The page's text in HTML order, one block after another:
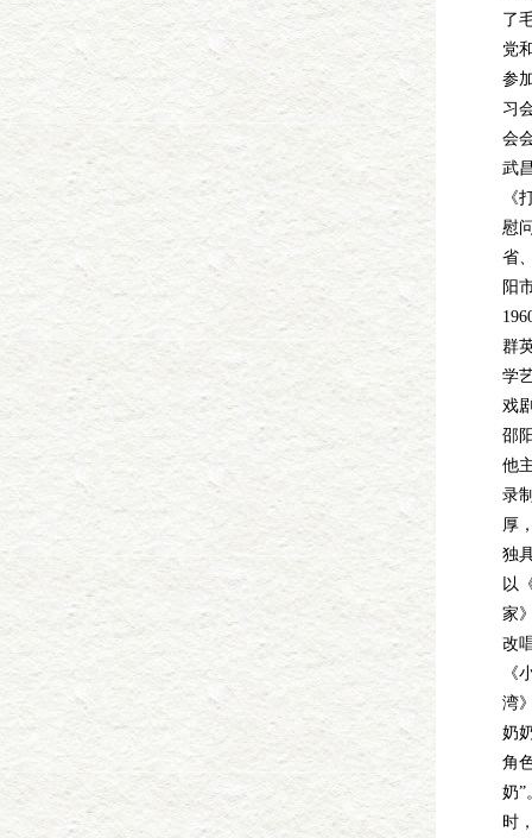
了
党
参
习
会
武
《
慰
省
阳
群
学
戏
邵
他
录
厚
独
以
家
改
《
湾
奶
角
奶”
时